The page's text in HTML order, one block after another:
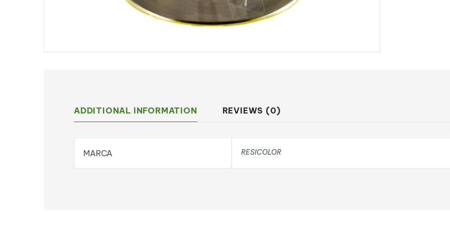
ADDITIONAL INFORMATION REVIEWS (0)
MARCA RESICOLOR